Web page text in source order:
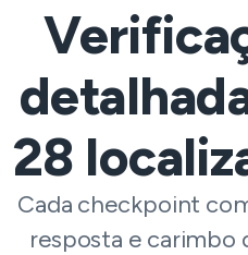
28
Cada checkpoint
resposta e carimbo